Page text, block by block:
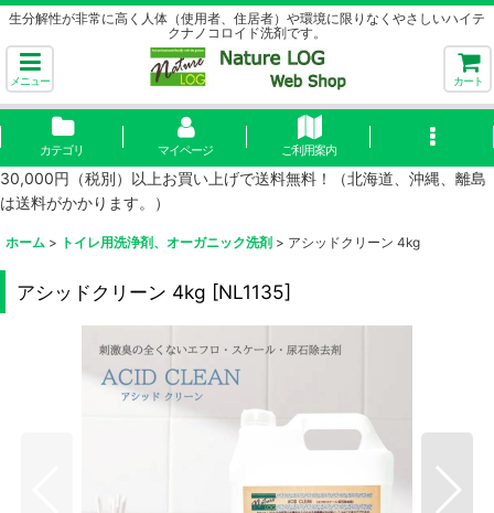
生分解性が非常に高く人体（使用者、住居者）や環境に限りなくやさしいハイテ
クナノコロイド洗剤です。
メニュー カート
カテゴリ マイページ ご利用案内
30,000円（税別）以上お買い上げで送料無料！（北海道、沖縄、離島
は送料がかかります。）
ホーム > トイレ用洗浄剤、オーガニック洗剤 > アシッドクリーン 4kg
アシッドクリーン 4kg [NL1135]